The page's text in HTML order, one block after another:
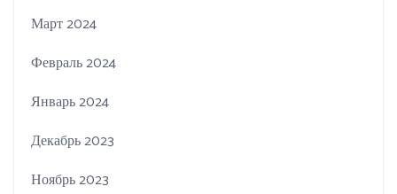
Март 2024
Февраль 2024
Январь 2024
Декабрь 2023
Ноябрь 2023